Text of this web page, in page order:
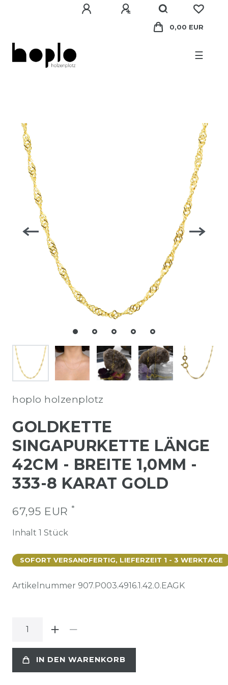
0,00 EUR
☰
hoplo holzenplotz
GOLDKETTE
SINGAPURKETTE LÄNGE
42CM - BREITE 1,0MM -
333-8 KARAT GOLD
67,95 EUR *
Inhalt 1 Stück
SOFORT VERSANDFERTIG, LIEFERZEIT 1 - 3 WERKTAGE
Artikelnummer 907.P003.4916.1.42.0.EAGK
IN DEN WARENKORB